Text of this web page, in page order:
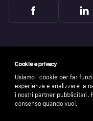
Cookie e privacy
Usiamo i cookie per far
esperienza e analizzare la
i nostri partner pubblicitari.
consenso quando vuoi.